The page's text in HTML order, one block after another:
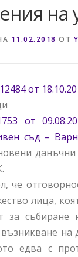
на
11.02.2018 ОТ
от
от
съд –
че
лица,
за събиране
на
едва с